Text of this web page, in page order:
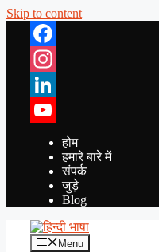
Skip to content
Facebook
Instagram
LinkedIn
YouTube
होम
हमारे बारे में
संपर्क
जुड़े
Blog
Menu